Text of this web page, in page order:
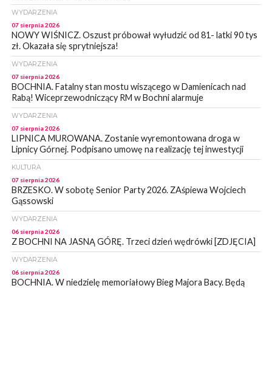
WYDARZENIA
07 sierpnia 2026
NOWY WIŚNICZ. Oszust próbował wyłudzić od 81- latki 90 tys
zł. Okazała się sprytniejsza!
WYDARZENIA
07 sierpnia 2026
BOCHNIA. Fatalny stan mostu wiszącego w Damienicach nad
Rabą! Wiceprzewodniczący RM w Bochni alarmuje
WYDARZENIA
07 sierpnia 2026
LIPNICA MUROWANA. Zostanie wyremontowana droga w
Lipnicy Górnej. Podpisano umowę na realizację tej inwestycji
KULTURA
07 sierpnia 2026
BRZESKO. W sobotę Senior Party 2026. ZAśpiewa Wojciech
Gąssowski
WYDARZENIA
06 sierpnia 2026
Z BOCHNI NA JASNĄ GÓRĘ. Trzeci dzień wędrówki [ZDJĘCIA]
WYDARZENIA
06 sierpnia 2026
BOCHNIA. W niedzielę memoriałowy Bieg Majora Bacy. Będą